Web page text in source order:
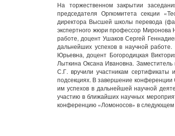
На торжественном закрытии
председателя Оргкомитета секции
директора Высшей школы перевода
экспертного жюри профессор
работе, доцент Ушаков Сергей
дальнейших успехов в научной
Юрьевна, доцент Богородицкая
Лыткина Оксана Ивановна.
С.Г. вручили участникам сертификаты
подсекциях. В завершение конференции
им успехов в дальнейшей научной
участию в ближайших научных
конференцию «Ломоносов» в следующем